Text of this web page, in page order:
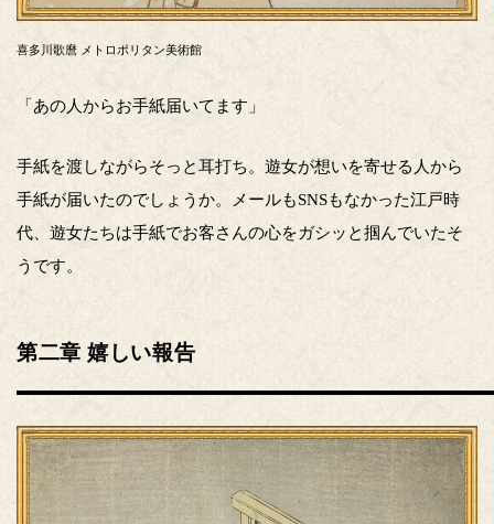
喜多川歌麿 メトロポリタン美術館
「あの人からお手紙届いてます」
手紙を渡しながらそっと耳打ち。遊女が想いを寄せる人から
手紙が届いたのでしょうか。メールもSNSもなかった江戸時
代、遊女たちは手紙でお客さんの心をガシッと掴んでいたそ
うです。
第二章 嬉しい報告